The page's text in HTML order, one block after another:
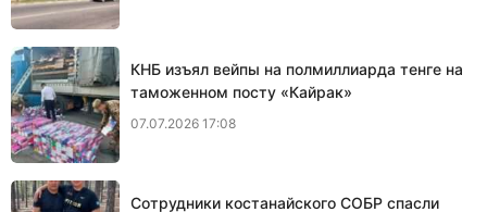
КНБ изъял вейпы на полмиллиарда тенге на
таможенном посту «Кайрак»
07.07.2026 17:08
Сотрудники костанайского СОБР спасли